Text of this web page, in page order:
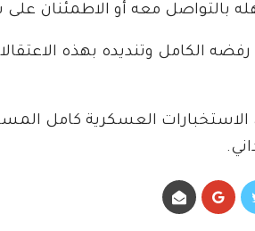
بالتواصل معه أو الاطمئنان على
رفضه الكامل وتنديده بهذه
الاستخبارات العسكرية كامل